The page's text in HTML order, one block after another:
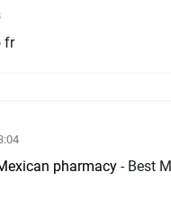
fr
pharmacy - Best